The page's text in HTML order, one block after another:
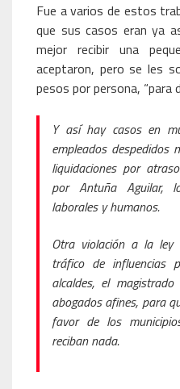
Fue a varios de estos
que sus casos eran ya
mejor recibir una
aceptaron, pero se les
pesos por persona, “para
Y así hay casos en
empleados despedidos
liquidaciones por
por Antuña Aguilar,
laborales y humanos.
Otra violación a la
tráfico de influencias
alcaldes, el
abogados afines, para
favor de los
reciban nada.